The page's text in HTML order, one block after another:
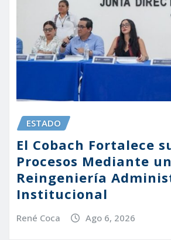
ESTADO
El Cobach Fortalece
Procesos Mediante
Reingeniería
Institucional
René Coca Ago 6, 2026